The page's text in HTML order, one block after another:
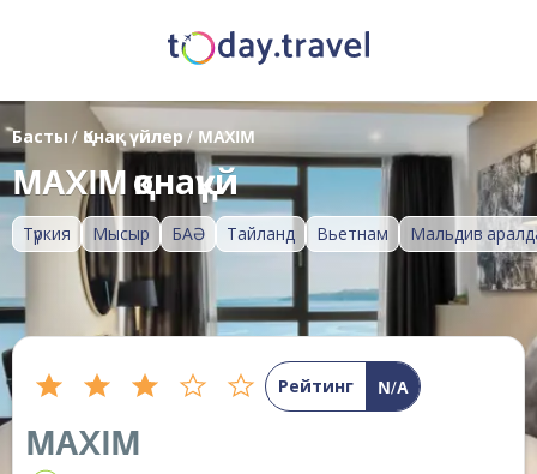
Түркия Мысыр БАӘ Тайланд Вьетнам Мальдив
Басты / Қонақ үйлер/ MAXIM
MAXIM қонақүй
Рейтинг N/A
MAXIM